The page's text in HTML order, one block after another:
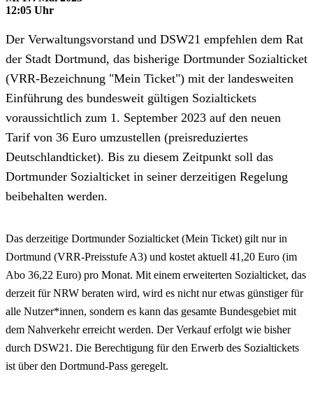
12:05 Uhr
Der Verwaltungsvorstand und DSW21 empfehlen dem Rat
der Stadt Dortmund, das bisherige Dortmunder Sozialticket
(VRR-Bezeichnung "Mein Ticket") mit der landesweiten
Einführung des bundesweit gültigen Sozialtickets
voraussichtlich zum 1. September 2023 auf den neuen
Tarif von 36 Euro umzustellen (preisreduziertes
Deutschlandticket). Bis zu diesem Zeitpunkt soll das
Dortmunder Sozialticket in seiner derzeitigen Regelung
beibehalten werden.
Das derzeitige Dortmunder Sozialticket (Mein Ticket) gilt nur in
Dortmund (VRR-Preisstufe A3) und kostet aktuell 41,20 Euro (im
Abo 36,22 Euro) pro Monat. Mit einem erweiterten Sozialticket, das
derzeit für NRW beraten wird, wird es nicht nur etwas günstiger für
alle Nutzer*innen, sondern es kann das gesamte Bundesgebiet mit
dem Nahverkehr erreicht werden. Der Verkauf erfolgt wie bisher
durch DSW21. Die Berechtigung für den Erwerb des Sozialtickets
ist über den Dortmund-Pass geregelt.